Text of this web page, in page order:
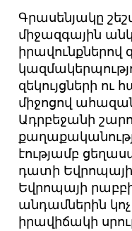
Գրասենյակը
միջազգային
իրավունքներով
զեկույցների ու
միջոցով
Ադրբեջանի
էությամբ
դատի
Եվրոպայի
անդամներին
իրավիճակի